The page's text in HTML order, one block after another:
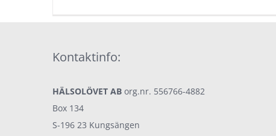
Kontaktinfo:
HÄLSOLÖVET AB org.nr. 556766-4882
Box 134
S-196 23 Kungsängen